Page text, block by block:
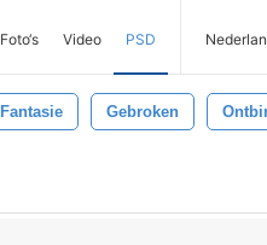
Foto‘s Video PSD
Fantasie Gebroken